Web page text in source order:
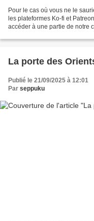
Pour le cas où vous ne le
les plateformes Ko-fi et
accéder à une partie de notre
La porte des
Publié le 21/09/2025 à 12:01
Par seppuku